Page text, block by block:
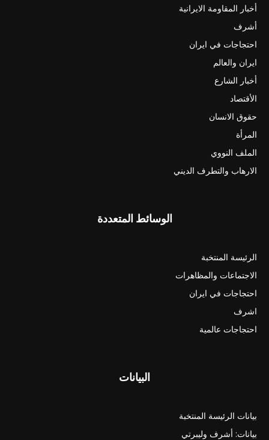
أخبار المقاومة الايرانية
أشرف
احتجاجات في ايران
ايران والعالم
أخبار الشارع
الأقتصاد
حقوق الانسان
المرأة
الملف النووي
الارهاب والتطرف الديني
الوسائط المتعددة
الرئيسة المنتخبة
الاجتماعات والمظاهرات
احتجاجات في ايران
اشرف
احتجاجات عالمية
البيانات
بيانات الرئيسة المنتخبة
بيانات: أشرف وليبرتي